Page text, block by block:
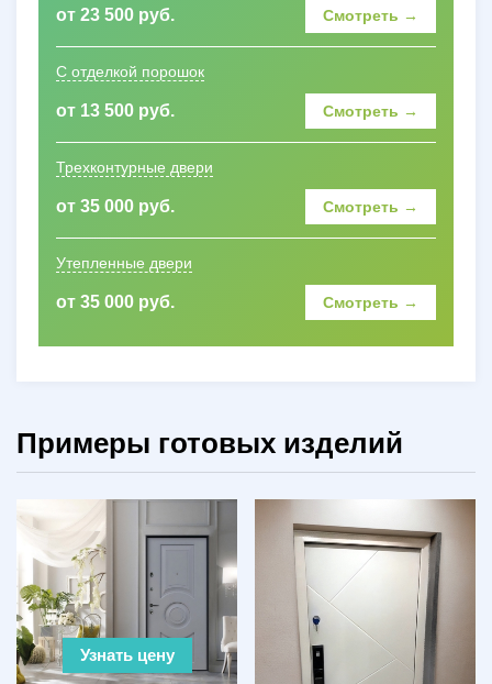
от 23 500 руб. Смотреть →
С отделкой порошок
от 13 500 руб. Смотреть →
Трехконтурные двери
от 35 000 руб. Смотреть →
Утепленные двери
от 35 000 руб. Смотреть →
Примеры готовых изделий
Узнать цену